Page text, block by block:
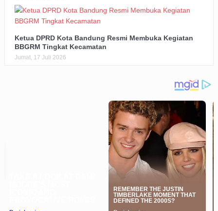
Ketua DPRD Kota Bandung Resmi Membuka Kegiatan
BBGRM Tingkat Kecamatan
Jumat, 17 Juli 2026